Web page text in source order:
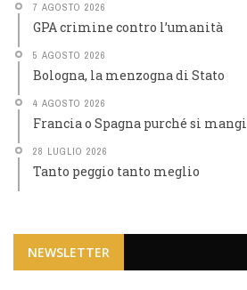
7 AGOSTO 2026
GPA crimine contro l’umanità
5 AGOSTO 2026
Bologna, la menzogna di Stato
4 AGOSTO 2026
Francia o Spagna purché si mangi
28 LUGLIO 2026
Tanto peggio tanto meglio
NEWSLETTER